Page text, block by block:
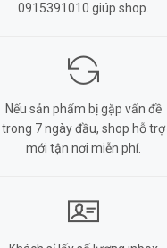
0915391010 giúp shop.
Nếu sản phẩm bị gặp vấn đề
trong 7 ngày đầu, shop hỗ trợ
mới tận nơi miễn phí.